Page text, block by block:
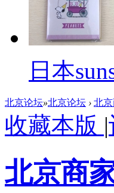
日本
北京论坛»北京论坛 › 北
收藏本版 |
北京商